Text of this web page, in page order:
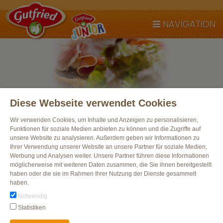
NAVIGATION
NEUES VON GUTFRIED
Wissen Sie schon das Neueste? Bleiben Sie auf dem
Laufenden – es lohnt sich!
TEILNAHMEBEDINGUNG
Diese Webseite verwendet Cookies
Wir verwenden Cookies, um Inhalte und Anzeigen zu personalisieren,
Funktionen für soziale Medien anbieten zu können und die Zugriffe auf
unsere Website zu analysieren. Außerdem geben wir Informationen zu
Ihrer Verwendung unserer Website an unsere Partner für soziale Medien,
Werbung und Analysen weiter. Unsere Partner führen diese Informationen
möglicherweise mit weiteren Daten zusammen, die Sie ihnen bereitgestellt
haben oder die sie im Rahmen Ihrer Nutzung der Dienste gesammelt
haben.
Notwendig
Statistiken